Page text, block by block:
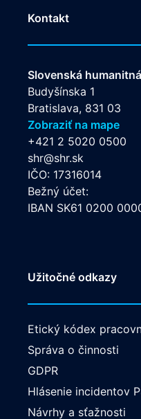
Kontakt
Slovenská
Budyšínska 1
Bratislava, 831 03
Zobraziť na mape
+421 2 5020 0500
shr@shr.sk
IČO: 17316014
Bežný účet:
IBAN SK61 0200
Užitočné odkazy
Etický kódex
Správa o činnosti
GDPR
Hlásenie incidentov
Návrhy a sťažnosti